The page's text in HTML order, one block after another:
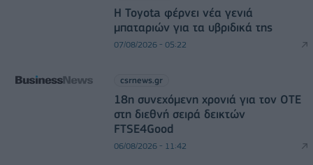
Η Toyota φέρνει νέα γενιά
μπαταριών για τα υβριδικά της
07/08/2026 - 05:22
csrnews.gr
18η συνεχόμενη χρονιά για τον ΟΤΕ
στη διεθνή σειρά δεικτών
FTSE4Good
06/08/2026 - 11:42